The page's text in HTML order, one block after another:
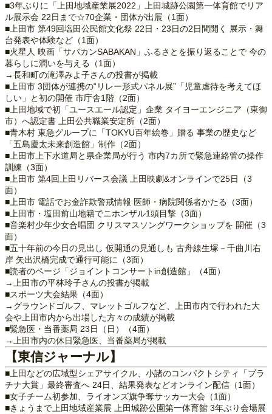
■3年ぶりに「上田地域産業展2022」上田城跡公園第一体育館でリア
ル展示会 22日まで☆70企業・団体が出展（1面）
■上田市 第49回塩田公民館文化祭 22日・23日の2日間開く 展示・舞
台発表や体験など（1面）
■火星人 映画「サバカンSABAKAN」ふるさとを振り返ることで 今の
暮らしに潤いを与える（1面）
→長和町の滝澤みよ子さんの投書が掲載
■上田市 3団体が連携の“リレー形式パネル展”「児童虐待を考えてほ
しい」と初の開催 市庁舎1階（2面）
■上田地域で初「ユースエール認定」企業 タイヨーエンジニア（東御
市）へ認定書 上田公共職業安定所（2面）
■青木村 東急グループに「TOKYU百年絵巻」贈る 事業の歴史など
「五島慶太未来創造館」制作（2面）
■上田市上下水道局と県企業局が行う 市内7カ所で緊急連絡管の操作
訓練（3面）
■上田市 第4回上田リバース会議 上田映劇&オンラインで25日（3
面）
■上田市 電話でお金詐欺警戒情報 医師・病院関係者かたる（3面）
■上田市・塩田前山地籍でニホンザル1頭目撃（3面）
■音楽村少年少女合唱団 クリスマスソングワークショップを 開催（3
面）
■五十年前の今日の見出し 仮開通の見通しも 古舟線生塚－千曲川右
岸 矢出沢橋完成で通行可能に（3面）
■読者のページ「ジョイントコンサートin創造館」（4面）
→上田市の平林玲子さんの投書が掲載
■スポーツ大会結果（4面）
→グラウンドゴルフ、マレットゴルフなど、上田市内で行われた大
会や上田市内から出場した方々の成績が掲載
■緊急医・当番薬局 23日（日）（4面）
→上田市内の休日緊急医、当番薬局が掲載
【東信ジャーナル】
■上田などの広域型シェアサイクル、小諸のコンパクトシティ「プラ
チナ大賞」最終審査へ 24日、結果発表などオンライン配信（1面）
■女子チーム初参加、ライオンズ旗争奪サッカー大会（1面）
■きょうまで上田地域産業展 上田城跡公園第一体育館 3年ぶり会場展